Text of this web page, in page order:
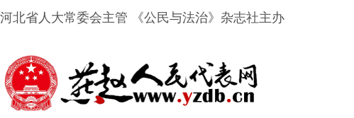
河北省人大常委会主管 《公民与法治》杂志社主办